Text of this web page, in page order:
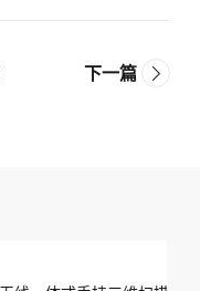
下一篇